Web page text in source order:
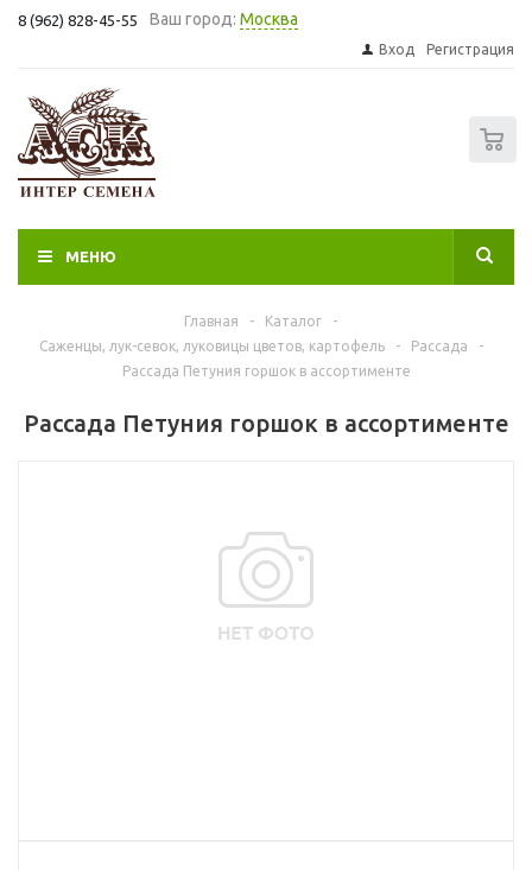
8 (962) 828-45-55 Ваш город: Москва
Вход Регистрация
МЕНЮ
Главная - Каталог
-
Саженцы, лук-севок, луковицы цветов, картофель
- Рассада
-
Рассада Петуния горшок в ассортименте
Рассада Петуния горшок в ассортименте